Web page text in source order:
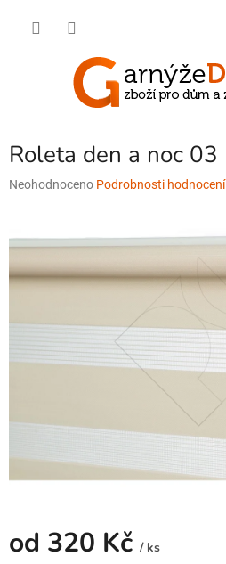
Roleta den a noc 03
Průměrné
je
0,0
z
5
Neohodnoceno Podrobnosti hodnocení
od 320 Kč / ks